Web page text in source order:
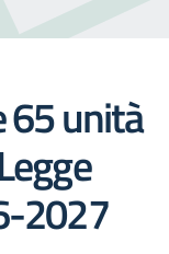
65 unità
2027